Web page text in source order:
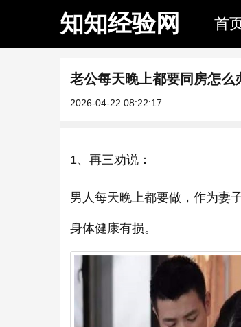
知知经验网 首
老公每天晚上都要同房怎么
2026-04-22 08:22:17
1、再三劝说：
男人每天晚上都要做，作为妻
身体健康有损。